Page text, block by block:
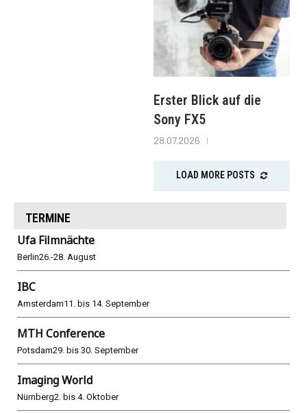
Erster Blick auf die
Sony FX5
28.07.2026
LOAD MORE POSTS
TERMINE
Ufa Filmnächte
Berlin26.-28. August
IBC
Amsterdam11. bis 14. September
MTH Conference
Potsdam29. bis 30. September
Imaging World
Nürnberg2. bis 4. Oktober